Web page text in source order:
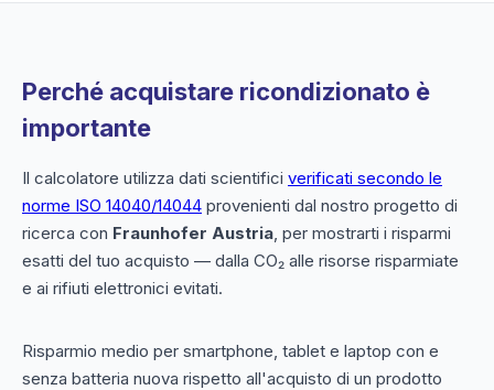
Perché acquistare ricondizionato è
importante
Il calcolatore utilizza dati scientifici verificati secondo le
norme ISO 14040/14044 provenienti dal nostro progetto di
ricerca con Fraunhofer Austria, per mostrarti i risparmi
esatti del tuo acquisto — dalla CO₂ alle risorse risparmiate
e ai rifiuti elettronici evitati.
Risparmio medio per smartphone, tablet e laptop con e
senza batteria nuova rispetto all'acquisto di un prodotto